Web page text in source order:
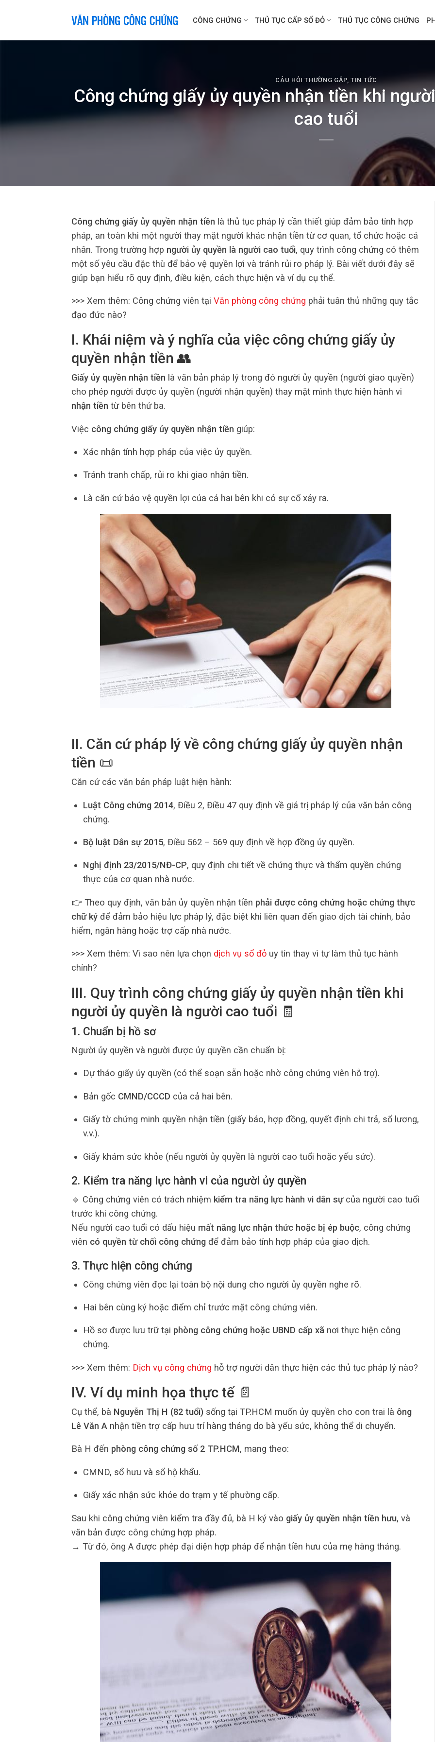
CÔNG CHỨNG THỦ TỤC CẤP SỔ ĐỎ THỦ TỤC CÔNG CHỨNG
CÂU HỎI THƯỜNG GẶP,TIN TỨC
Công chứng giấy ủy quyền nhận tiền khi
cao tuổi
Công chứng giấy ủy quyền nhận tiền là thủ tục pháp lý cần thiết giúp đảm bảo tính hợp
pháp, an toàn khi một người thay mặt người khác nhận tiền từ cơ quan, tổ chức hoặc cá
nhân. Trong trường hợp người ủy quyền là người cao tuổi, quy trình công chứng có thêm
một số yêu cầu đặc thù để bảo vệ quyền lợi và tránh rủi ro pháp lý. Bài viết dưới đây sẽ
giúp bạn hiểu rõ quy định, điều kiện, cách thực hiện và ví dụ cụ thể.
>>> Xem thêm: Công chứng viên tại Văn phòng công chứng phải tuân thủ những quy tắc
đạo đức nào?
I. Khái niệm và ý nghĩa của việc công chứng giấy ủy
quyền nhận tiền 👥
Giấy ủy quyền nhận tiền là văn bản pháp lý trong đó người ủy quyền (người giao quyền)
cho phép người được ủy quyền (người nhận quyền) thay mặt mình thực hiện hành vi
nhận tiền từ bên thứ ba.
Việc công chứng giấy ủy quyền nhận tiền giúp:
Xác nhận tính hợp pháp của việc ủy quyền.
Tránh tranh chấp, rủi ro khi giao nhận tiền.
Là căn cứ bảo vệ quyền lợi của cả hai bên khi có sự cố xảy ra.
II. Căn cứ pháp lý về công chứng giấy ủy quyền nhận
tiền 📜
Căn cứ các văn bản pháp luật hiện hành:
Luật Công chứng 2014, Điều 2, Điều 47 quy định về giá trị pháp lý của văn bản công
chứng.
Bộ luật Dân sự 2015, Điều 562 – 569 quy định về hợp đồng ủy quyền.
Nghị định 23/2015/NĐ-CP, quy định chi tiết về chứng thực và thẩm quyền chứng
thực của cơ quan nhà nước.
👉 Theo quy định, văn bản ủy quyền nhận tiền phải được công chứng hoặc chứng thực
chữ ký để đảm bảo hiệu lực pháp lý, đặc biệt khi liên quan đến giao dịch tài chính, bảo
hiểm, ngân hàng hoặc trợ cấp nhà nước.
>>> Xem thêm: Vì sao nên lựa chọn dịch vụ sổ đỏ uy tín thay vì tự làm thủ tục hành
chính?
III. Quy trình công chứng giấy ủy quyền nhận tiền khi
người ủy quyền là người cao tuổi 🧾
1. Chuẩn bị hồ sơ
Người ủy quyền và người được ủy quyền cần chuẩn bị:
Dự thảo giấy ủy quyền (có thể soạn sẵn hoặc nhờ công chứng viên hỗ trợ).
Bản gốc CMND/CCCD của cả hai bên.
Giấy tờ chứng minh quyền nhận tiền (giấy báo, hợp đồng, quyết định chi trả, sổ lương,
v.v.).
Giấy khám sức khỏe (nếu người ủy quyền là người cao tuổi hoặc yếu sức).
2. Kiểm tra năng lực hành vi của người ủy quyền
🔹 Công chứng viên có trách nhiệm kiểm tra năng lực hành vi dân sựcủa người cao tuổi
trước khi công chứng.
Nếu người cao tuổi có dấu hiệu mất năng lực nhận thức hoặc bị ép buộc, công chứng
viên có quyền từ chối công chứng để đảm bảo tính hợp pháp của giao dịch.
3. Thực hiện công chứng
Công chứng viên đọc lại toàn bộ nội dung cho người ủy quyền nghe rõ.
Hai bên cùng ký hoặc điểm chỉ trước mặt công chứng viên.
Hồ sơ được lưu trữ tại phòng công chứng hoặc UBND cấp xãnơi thực hiện công
chứng.
>>> Xem thêm: Dịch vụ công chứng hỗ trợ người dân thực hiện các thủ tục pháp lý nào?
IV. Ví dụ minh họa thực tế 📄
Cụ thể, bà Nguyễn Thị H (82 tuổi) sống tại TP.HCM muốn ủy quyền cho con trai là ông
Lê Văn A nhận tiền trợ cấp hưu trí hàng tháng do bà yếu sức, không thể di chuyển.
Bà H đến phòng công chứng số 2 TP.HCM, mang theo:
CMND, sổ hưu và sổ hộ khẩu.
Giấy xác nhận sức khỏe do trạm y tế phường cấp.
Sau khi công chứng viên kiểm tra đầy đủ, bà H ký vào giấy ủy quyền nhận tiền hưu, và
văn bản được công chứng hợp pháp.
→ Từ đó, ông A được phép đại diện hợp pháp để nhận tiền hưu của mẹ hàng tháng.